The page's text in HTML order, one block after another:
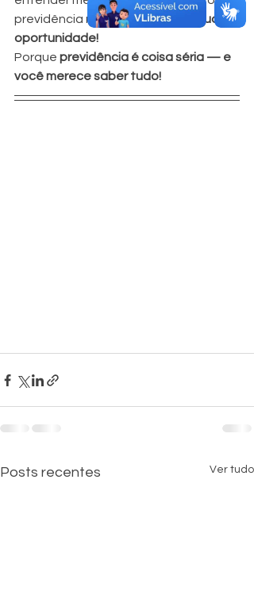
previdência municipal, essa é a sua
oportunidade!
Porque previdência é coisa séria — e
você merece saber tudo!
Posts recentes Ver tudo